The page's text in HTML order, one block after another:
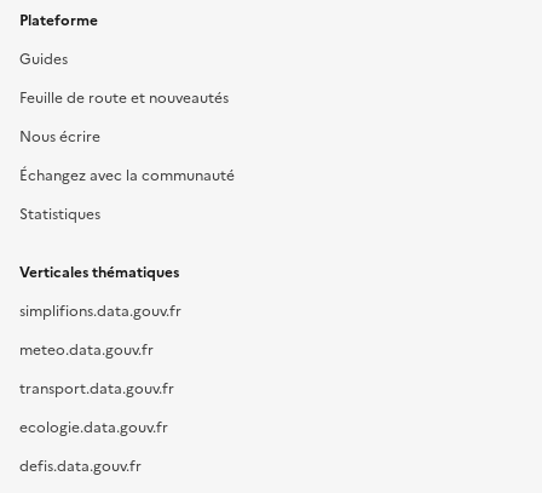
Plateforme
Guides
Feuille de route et nouveautés
Nous écrire
Échangez avec la communauté
Statistiques
Verticales thématiques
simplifions.data.gouv.fr
meteo.data.gouv.fr
transport.data.gouv.fr
ecologie.data.gouv.fr
defis.data.gouv.fr